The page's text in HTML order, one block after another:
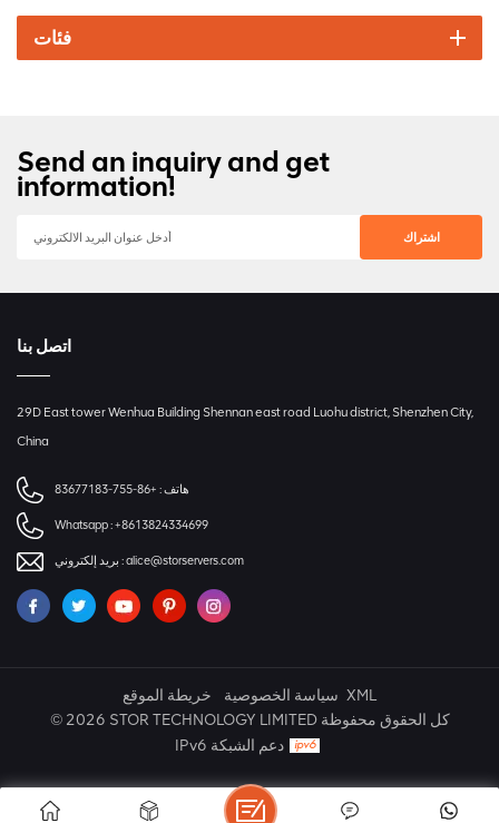
فئات
Send an inquiry and get
information!
اتصل بنا
29D East tower Wenhua Building Shennan east road Luohu district, Shenzhen City,
China
هاتف : +86-755-83677183
Whatsapp :+8613824334699
بريد إلكتروني :alice@storservers.com
خريطة الموقع سياسة الخصوصية XML
© 2026 STOR TECHNOLOGY LIMITED كل الحقوق محفوظة
IPv6 دعم الشبكة